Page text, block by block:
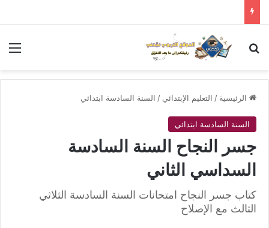
بحث عن
الرئيسية / التعليم الإبتدائي / السنة السادسة ابتدائي
السنة السادسة ابتدائي
جسر النجاح السنة السادسة
السداسي الثاني
كتاب جسر النجاح امتحانات السنة السادسة الثلاثي
الثالث مع الإصلاح